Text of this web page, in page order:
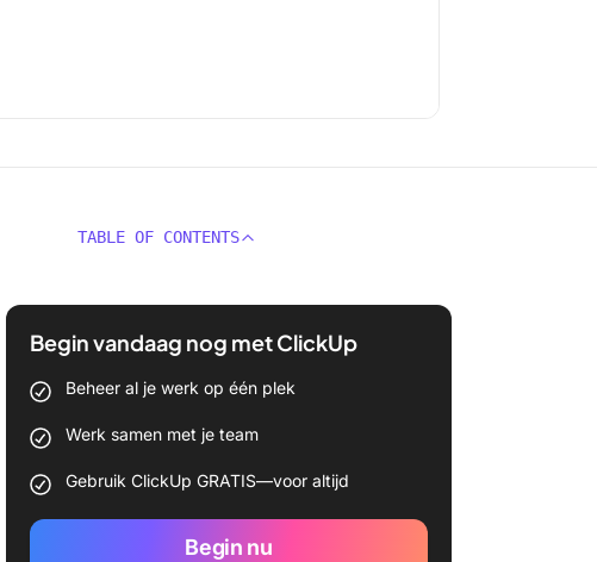
TABLE OF CONTENTS
Begin vandaag nog met ClickUp
Beheer al je werk op één plek
Werk samen met je team
Gebruik ClickUp GRATIS—voor altijd
Begin nu